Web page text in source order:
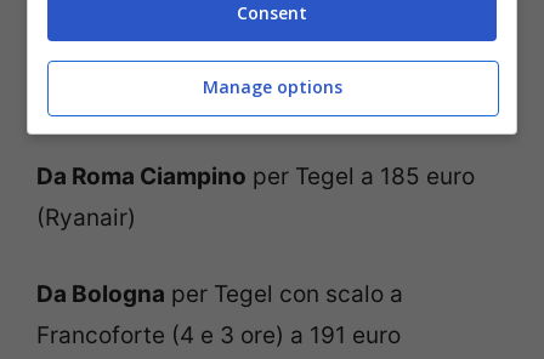
Da Milano Malpensaper Schoenefeld a
203 euro (easyJet)
Da Roma Ciampino per Tegel a 185 euro
(Ryanair)
Da Bologna per Tegel con scalo a
Francoforte (4 e 3 ore) a 191 euro
Consent
Manage options